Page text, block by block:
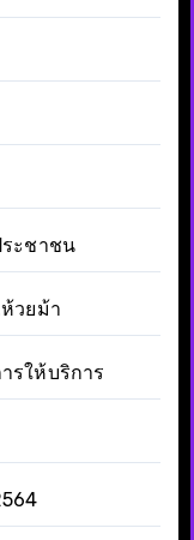
ระชาชน
วยม้า
รให้บริการ